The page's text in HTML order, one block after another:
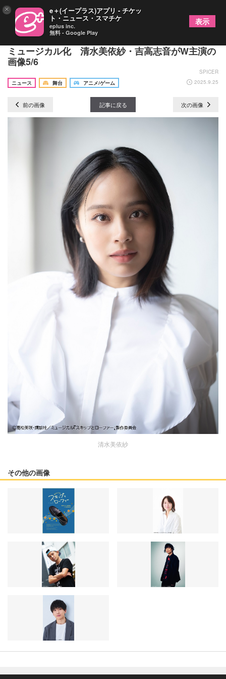
高松美咲原作の『スキップとローファー』が26年に
ミュージカル化 清水美依紗・吉高志音がW主演の
画像5/6
SPICER
ニュース
舞台 アニメ/ゲーム 2025.9.25
前の画像 記事に戻る 次の画像
清水美依紗
その他の画像
× e＋(イープラス)アプリ - チケッ
ト・ニュース・スマチケ
eplus inc.
無料 - Google Play
表示